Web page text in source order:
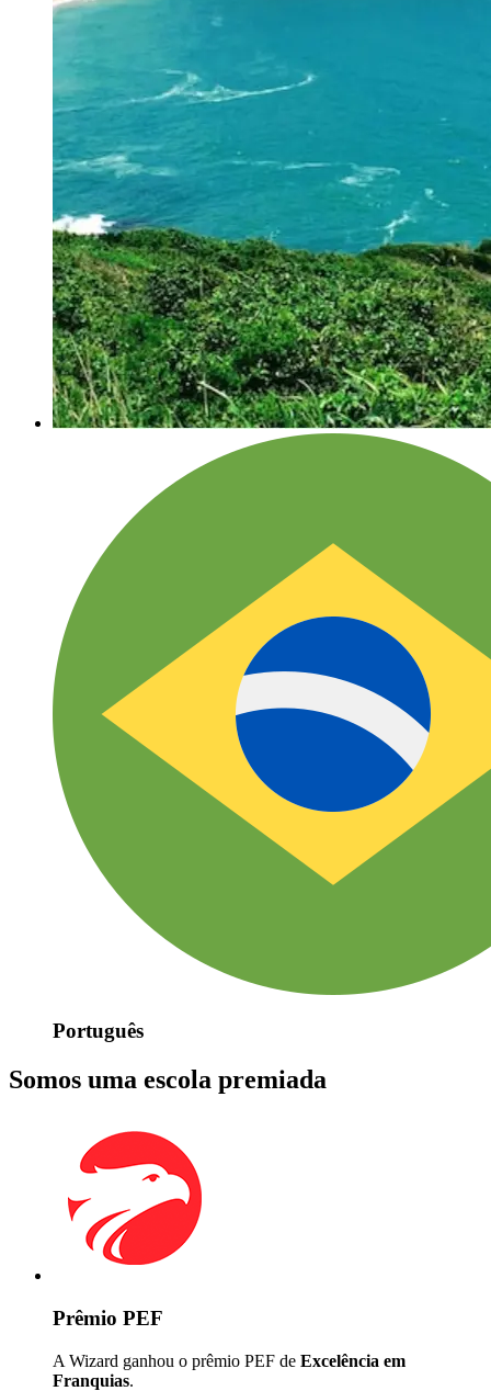
Português
Somos uma escola premiada
Prêmio PEF
A Wizard ganhou o prêmio PEF de Excelência em
Franquias.